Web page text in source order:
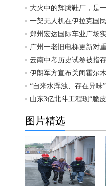
大火中的辉腾鞋厂，是
一架无人机在伊拉克国
郑州宏达国际车业广场
广州一老旧电梯更新对
云南中考历史试卷被指
伊朗军方宣布关闭霍尔
“自来水浑浊、存在异味
山东3亿北斗工程现“脆
图片精选